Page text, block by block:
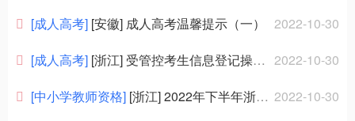
学历考研
2022-10-30
[成人高考] [安徽] 成人高考温馨提示（一）
2022-10-30
[成人高考] [浙江] 受管控考生信息登记操作流程
2022-10-30
[中小学教师资格] [浙江] 2022年下半年浙江省中小学教师资格笔试考生退费申请公告